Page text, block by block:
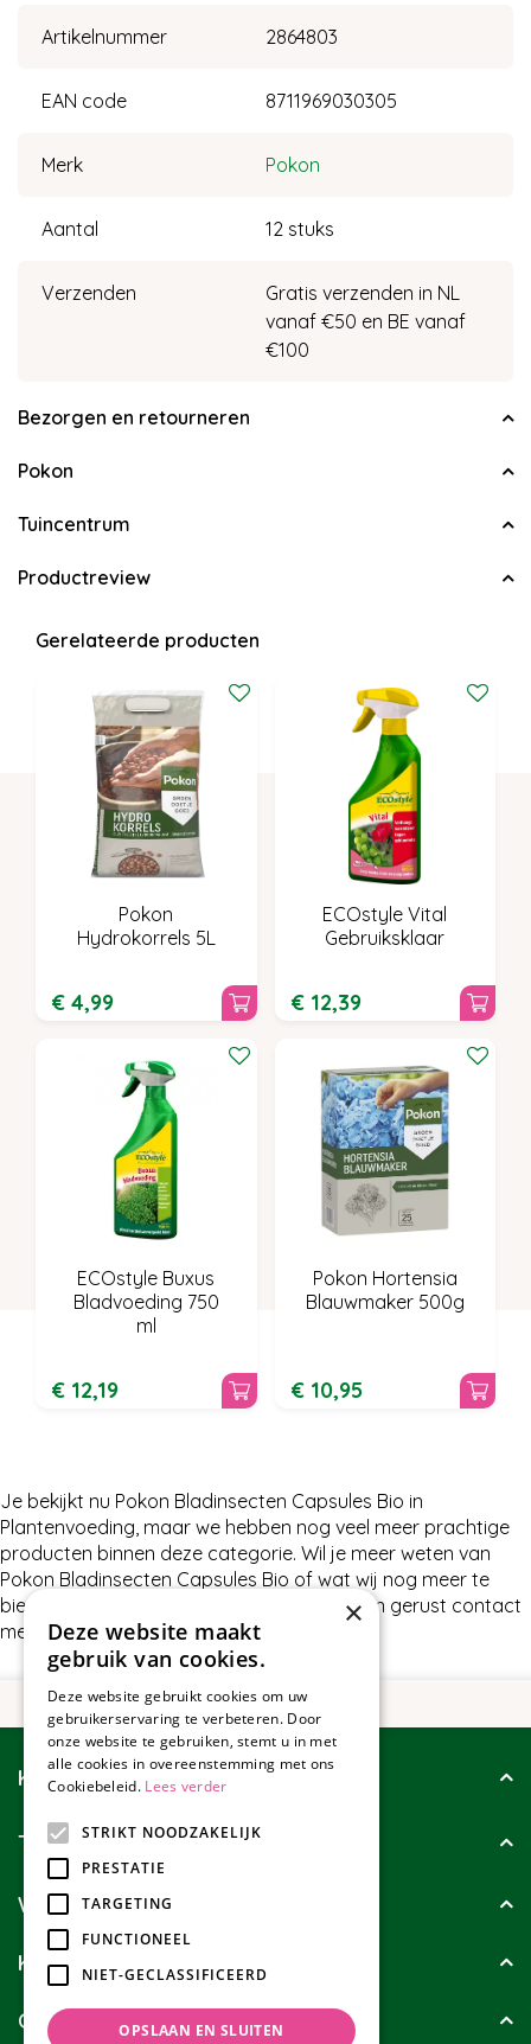
Artikelnummer 2864803
EAN code 8711969030305
Merk Pokon
Aantal 12 stuks
Verzenden
Gratis verzenden in NL
vanaf €50 en BE vanaf
€100
Bezorgen en retourneren
Pokon
Tuincentrum
Productreview
Gerelateerde producten
Pokon
Hydrokorrels 5L
€ 4,99
ECOstyle Vital
Gebruiksklaar
€ 12,39
ECOstyle Buxus
Bladvoeding 750
ml
€ 12,19
Pokon Hortensia
Blauwmaker 500g
€ 10,95
Je bekijkt nu Pokon Bladinsecten Capsules Bio in
Plantenvoeding, maar we hebben nog veel meer prachtige
producten binnen deze categorie. Wil je meer weten van
Pokon Bladinsecten Capsules Bio of wat wij nog meer te
bieden hebben in Plantenvoeding, neem dan gerust contact
met ons op.
Klantenservice
Tuincollectie
Wie zijn wij?
Klanten geven ons
Contact
×
Deze website maakt
gebruik van cookies.
Deze website gebruikt cookies om uw
gebruikerservaring te verbeteren. Door
onze website te gebruiken, stemt u in met
alle cookies in overeenstemming met ons
Cookiebeleid. Lees verder
STRIKT NOODZAKELIJK
PRESTATIE
TARGETING
FUNCTIONEEL
NIET-GECLASSIFICEERD
OPSLAAN EN SLUITEN